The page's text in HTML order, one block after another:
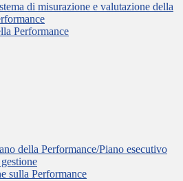
di misurazione e valutazione della
Performance
della Performance/Piano esecutivo
sulla Performance